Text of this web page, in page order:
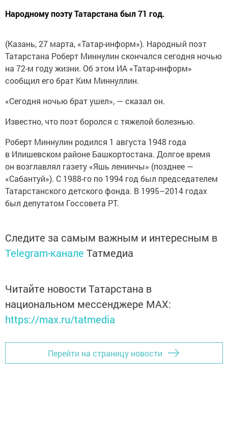
Народному поэту Татарстана был 71 год.
(Казань, 27 марта, «Татар-информ»). Народный поэт
Татарстана Роберт Миннулин скончался сегодня ночью
на 72-м году жизни. Об этом ИА «Татар-информ»
сообщил его брат Ким Миннуллин.
«Сегодня ночью брат ушел», — сказал он.
Известно, что поэт боролся с тяжелой болезнью.
Роберт Миннулин родился 1 августа 1948 года
в Илишевском районе Башкортостана. Долгое время
он возглавлял газету «Яшь ленинчы» (позднее —
«Сабантуй»). С 1988-го по 1994 год был председателем
Татарстанского детского фонда. В 1995–2014 годах
был депутатом Госсовета РТ.
Следите за самым важным и интересным в
Telegram-канале Татмедиа
Читайте новости Татарстана в
национальном мессенджере MАХ:
https://max.ru/tatmedia
Перейти на страницу новости